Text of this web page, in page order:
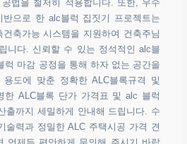
법을 철저히 적용합니다. 또한, 우수
으로 한 alc블럭 집짓기 프로젝트는
축가능 시스템을 지원하여 건축주님
니다. 신뢰할 수 있는 정석적인 alc블
럭 마감 공정을 통해 하자 없는 공간을
도에 맞춘 정확한 ALC블록규격 및
한 ALC블록 단가 가격표 및 alc 블럭
출까지 세밀하게 안내해 드립니다. 수
술력과 정밀한 ALC 주택시공 가격 견